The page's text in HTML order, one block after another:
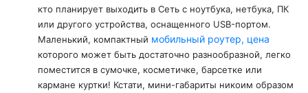
кто планирует выходить в Сеть с ноутбука, нетбука, ПК
или другого устройства, оснащенного USB-портом.
Маленький, компактный мобильный роутер, цена
которого может быть достаточно разнообразной, легко
поместится в сумочке, косметичке, барсетке или
кармане куртки! Кстати, мини-габариты никоим образом